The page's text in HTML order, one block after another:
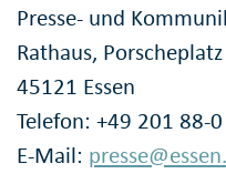
Presse- und
Rathaus, Porscheplatz
45121 Essen
Telefon: +49 201 88-0
E-Mail: